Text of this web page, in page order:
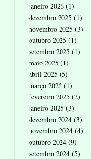
janeiro 2026 (1)
dezembro 2025 (1)
novembro 2025 (3)
outubro 2025 (1)
setembro 2025 (1)
maio 2025 (1)
abril 2025 (5)
março 2025 (1)
fevereiro 2025 (2)
janeiro 2025 (3)
dezembro 2024 (3)
novembro 2024 (4)
outubro 2024 (9)
setembro 2024 (5)